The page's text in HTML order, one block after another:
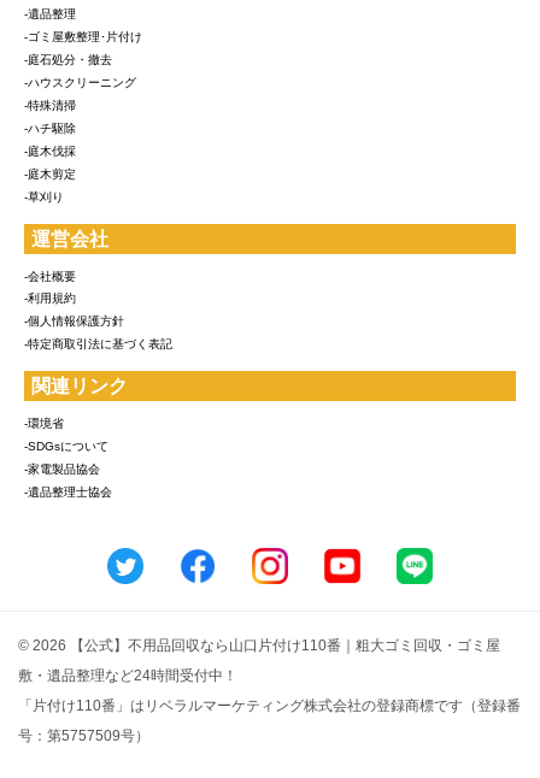
-遺品整理
-ゴミ屋敷整理･片付け
-庭石処分・撤去
-ハウスクリーニング
-特殊清掃
-ハチ駆除
-庭木伐採
-庭木剪定
-草刈り
運営会社
-会社概要
-利用規約
-個人情報保護方針
-特定商取引法に基づく表記
関連リンク
-環境省
-SDGsについて
-家電製品協会
-遺品整理士協会
© 2026 【公式】不用品回収なら山口片付け110番｜粗大ゴミ回収・ゴミ屋
敷・遺品整理など24時間受付中！
「片付け110番」はリベラルマーケティング株式会社の登録商標です（登録番
号：第5757509号）